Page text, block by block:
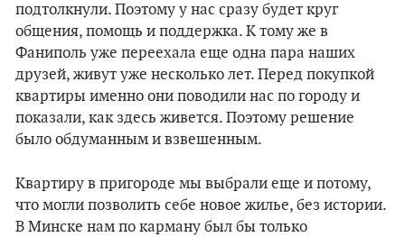
подтолкнули. Поэтому у нас сразу будет круг
общения, помощь и поддержка. К тому же в
Фаниполь уже переехала еще одна пара наших
друзей, живут уже несколько лет. Перед покупкой
квартиры именно они поводили нас по городу и
показали, как здесь живется. Поэтому решение
было обдуманным и взвешенным.
Квартиру в пригороде мы выбрали еще и потому,
что могли позволить себе новое жилье, без истории.
В Минске нам по карману был бы только